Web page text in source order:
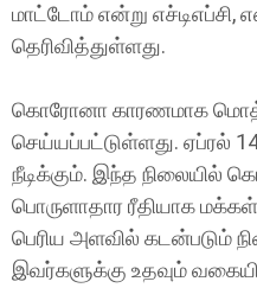
மாட்டோம் என்று எச்டிஎப்சி,
தெரிவித்துள்ளது.
கொரோனா காரணமாக
செய்யப்பட்டுள்ளது. ஏப்ரல்
நீடிக்கும். இந்த நிலையில்
பொருளாதார ரீதியாக
பெரிய அளவில் கடன்படும்
இவர்களுக்கு உதவும்